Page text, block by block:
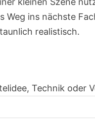
Weg ins nächste
realistisch.
Technik oder